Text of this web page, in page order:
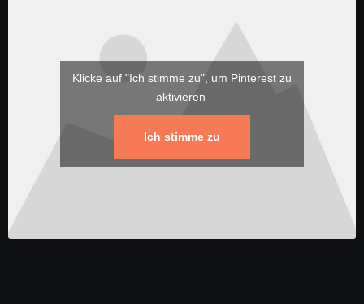
Klicke auf "Ich stimme zu", um Pinterest zu
aktivieren
Ich stimme zu